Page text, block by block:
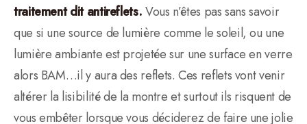
traitement dit antireflets.Vous n’êtes pas sans savoir
que si une source de lumière comme le soleil, ou une
lumière ambiante est projetée sur une surface en verre
alors BAM…il y aura des reflets. Ces reflets vont venir
altérer la lisibilité de la montre et surtout ils risquent de
vous embêter lorsque vous déciderez de faire une jolie